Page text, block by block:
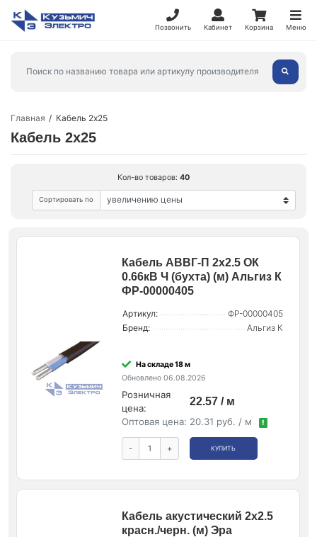
Позвонить Кабинет Корзина Меню
Главная Кабель 2x25
Кабель 2x25
Кол-во товаров: 40
Сортировать по
Кабель АВВГ-П 2х2.5 ОК
0.66кВ Ч (бухта) (м) Альгиз К
ФР-00000405
Артикул:
ФР-00000405
Бренд:
Альгиз К
На складе 18 м
Обновлено 06.08.2026
Розничная
цена:
22.57 / м
Оптовая цена: 20.31 руб. / м !
- + КУПИТЬ
Кабель акустический 2х2.5
красн./черн. (м) Эра